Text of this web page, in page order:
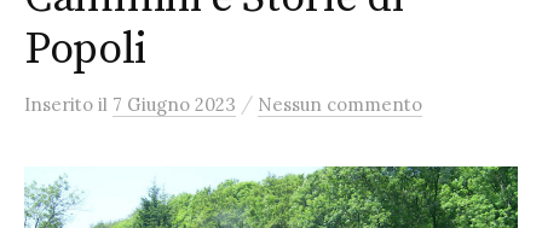
Popoli
Inserito il 7 Giugno 2023 / Nessun commento